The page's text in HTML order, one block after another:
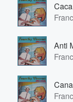
Anti